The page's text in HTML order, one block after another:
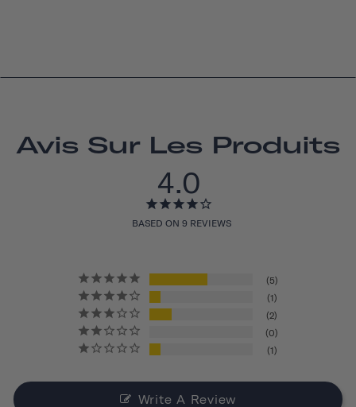
Avis Sur Les Produits
4.0
BASED ON 9 REVIEWS
5
1
2
0
1
Write A Review